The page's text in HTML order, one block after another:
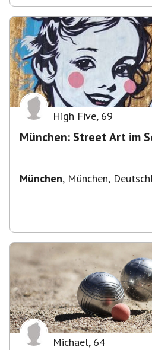
High Five, 69
München: Street Art im
München, München,
Michael, 64